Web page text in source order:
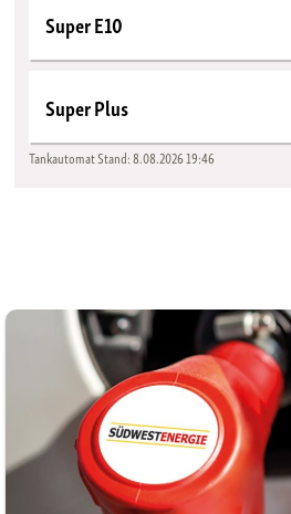
Super E10
Super Plus
TankautomatStand:8.08.2026 19:46